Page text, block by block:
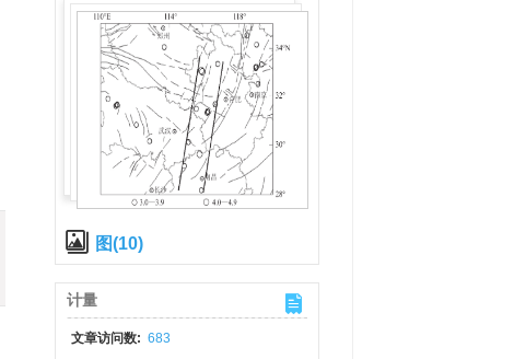
图(10)
计量
文章访问数: 683